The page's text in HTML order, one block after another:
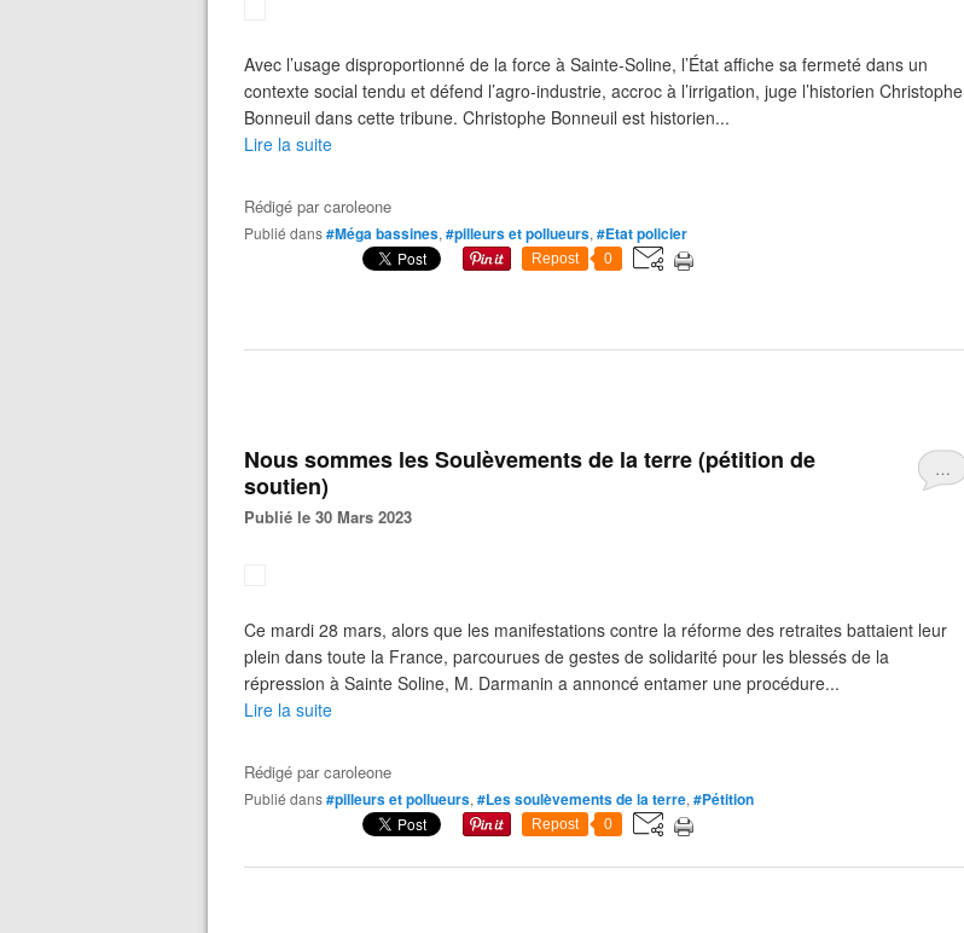
Avec l’usage disproportionné de la force à Sainte-Soline, l’État affiche sa fermeté dans un
contexte social tendu et défend l’agro-industrie, accroc à l’irrigation, juge l’historien Christophe
Bonneuil dans cette tribune. Christophe Bonneuil est historien...
Lire la suite
Rédigé parcaroleone
Publié dans#Méga bassines, #pilleurs et pollueurs, #Etat policier
Repost 0
…
Nous sommes les Soulèvements de la terre (pétition de
soutien)
Publié le 30 Mars 2023
Ce mardi 28 mars, alors que les manifestations contre la réforme des retraites battaient leur
plein dans toute la France, parcourues de gestes de solidarité pour les blessés de la
répression à Sainte Soline, M. Darmanin a annoncé entamer une procédure...
Lire la suite
Rédigé parcaroleone
Publié dans#pilleurs et pollueurs, #Les soulèvements de la terre, #Pétition
Repost 0